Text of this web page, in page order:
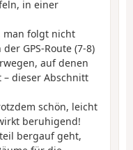
in einer
man folgt nicht
GPS-Route (7-8)
auf denen
dieser Abschnitt
schön, leicht
beruhigend!
bergauf geht,